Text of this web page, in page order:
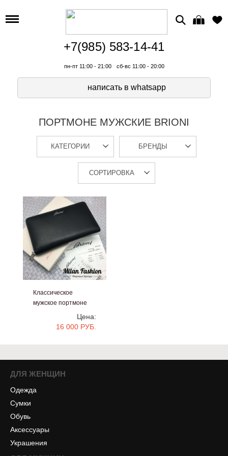
+7(985) 583-14-41
пн-пт 11:00 - 21:00 сб-вс 11:00 - 20:00
написать в whatsapp
ПОРТМОНЕ МУЖСКИЕ BRIONI
КАТЕГОРИИ БРЕНДЫ
СОРТИРОВКА
Классическое
мужское портмоне
Цена:
16 000 РУБ.
ДЛЯ ЖЕНЩИН
Одежда
Сумки
Обувь
Аксессуары
Украшения